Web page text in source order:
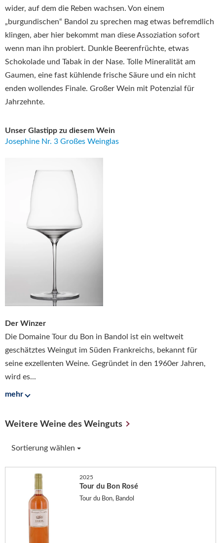
wider, auf dem die Reben wachsen. Von einem
„burgundischen“ Bandol zu sprechen mag etwas befremdlich
klingen, aber hier bekommt man diese Assoziation sofort
wenn man ihn probiert. Dunkle Beerenfrüchte, etwas
Schokolade und Tabak in der Nase. Tolle Mineralität am
Gaumen, eine fast kühlende frische Säure und ein nicht
enden wollendes Finale. Großer Wein mit Potenzial für
Jahrzehnte.
Unser Glastipp zu diesem Wein
Josephine Nr. 3 Großes Weinglas
Der Winzer
Die Domaine Tour du Bon in Bandol ist ein weltweit
geschätztes Weingut im Süden Frankreichs, bekannt für
seine exzellenten Weine. Gegründet in den 1960er Jahren,
wird es...
mehr
Weitere Weine des Weinguts
Sortierung wählen
2025
Tour du Bon Rosé
Tour du Bon, Bandol